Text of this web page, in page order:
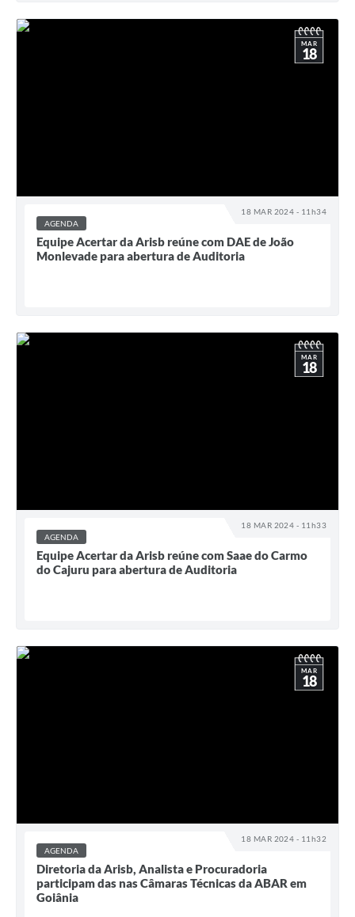
18 MAR 2024 - 11h34
MAR
18
AGENDA
Equipe Acertar da Arisb reúne com DAE de João
Monlevade para abertura de Auditoria
18 MAR 2024 - 11h33
MAR
18
AGENDA
Equipe Acertar da Arisb reúne com Saae do Carmo
do Cajuru para abertura de Auditoria
18 MAR 2024 - 11h32
MAR
18
AGENDA
Diretoria da Arisb, Analista e Procuradoria
participam das nas Câmaras Técnicas da ABAR em
Goiânia